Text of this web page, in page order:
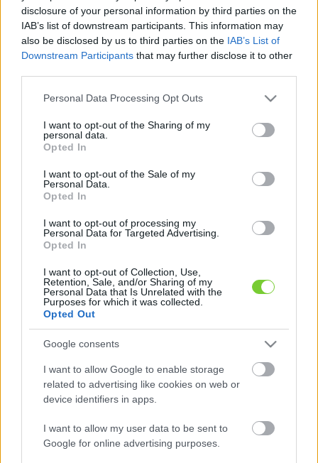
disclosure of your personal information by third parties on the
IAB’s list of downstream participants. This information may
also be disclosed by us to third parties on the IAB’s List of
Downstream Participants that may further disclose it to other
Please note that this website/app uses one or more Google
not limited to your visit or usage behaviour. You may click to
grant or deny consent to Google and its third-party tags to
use your data for below specified purposes in below Google
consent section.
Personal Data Processing Opt Outs
I want to opt-out of the Sharing of my
personal data.
Opted In
I want to opt-out of the Sale of my
Personal Data.
Opted In
I want to opt-out of processing my
Personal Data for Targeted Advertising.
Opted In
I want to opt-out of Collection, Use,
Retention, Sale, and/or Sharing of my
Personal Data that Is Unrelated with the
Purposes for which it was collected.
Opted Out
Google consents
I want to allow Google to enable storage
related to advertising like cookies on web or
device identifiers in apps.
I want to allow my user data to be sent to
Google for online advertising purposes.
Felhasználónév
Jelszó
rám
Elfelejtette jelszavát?
Elfelejtette felhasználónevét?
Regisztráció
Bejelentkezés
faiskola.hu
Kertészeti, kerti termékek és szolgáltatások térképes
szaknévsora
MI A FAISKOLA.HU?
143
14
13
16
12
7
6
3
9
14
4
2
143
14
13
16
12
7
6
3
14
2